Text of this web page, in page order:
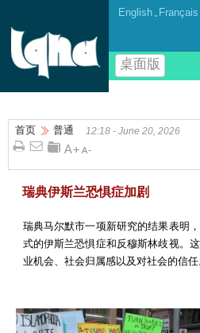
English . Français
桌面版
首页 普通 12:18 - June 20, 2026
瑞典伊斯兰恐惧症加剧
瑞典马尔默市一项新研究的结果表明
式的伊斯兰恐惧症和反穆斯林歧视。
业机会、社会归属感以及对社会的信任